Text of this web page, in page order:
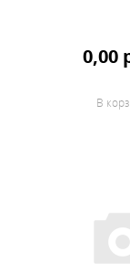
0,00
В